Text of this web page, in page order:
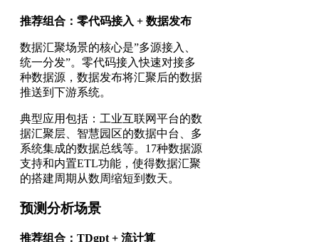
推荐组合：零代码接入 + 数据发布
数据汇聚场景的核心是”多源接入、
统一分发”。零代码接入快速对接多
种数据源，数据发布将汇聚后的数据
推送到下游系统。
典型应用包括：工业互联网平台的数
据汇聚层、智慧园区的数据中台、多
系统集成的数据总线等。17种数据源
支持和内置ETL功能，使得数据汇聚
的搭建周期从数周缩短到数天。
预测分析场景
推荐组合：TDgpt + 流计算